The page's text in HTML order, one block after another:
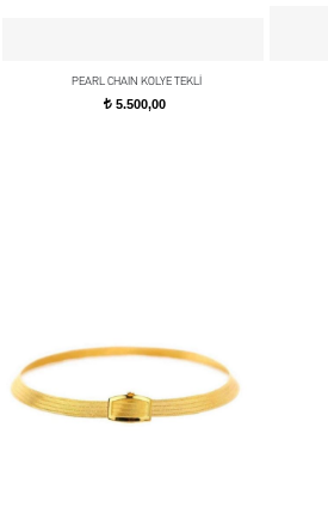
PEARL CHAIN KOLYE TEKLİ
t5.500,00